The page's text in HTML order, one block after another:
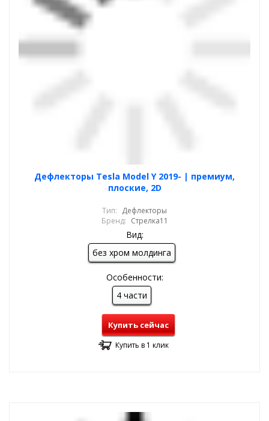
Дефлекторы Tesla Model Y 2019- | премиум,
плоские, 2D
Тип: Дефлекторы
Бренд: Стрелка11
Вид:
без хром молдинга
Особенности:
4 части
Купить сейчас
Купить в 1 клик